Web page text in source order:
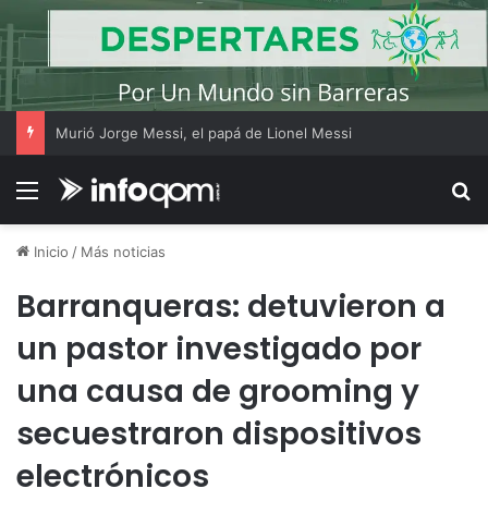
Murió Jorge Messi, el papá de Lionel Messi
Menú
Inicio / Más noticias
Barranqueras: detuvieron a
un pastor investigado por
una causa de grooming y
secuestraron dispositivos
electrónicos